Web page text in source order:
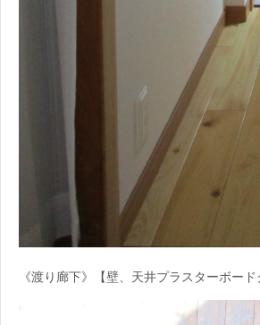
《渡り廊下》【壁、天井プラスターボ